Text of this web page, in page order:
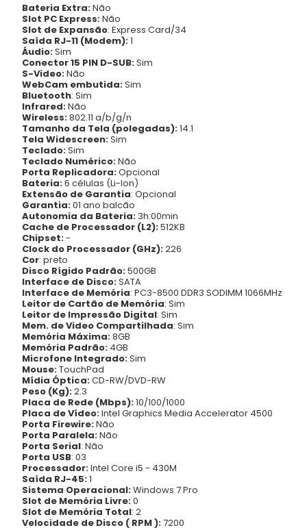
Bateria Extra:Não
Slot PC Express:Não
Slot de Expansão: Express Card/34
Saída RJ-11 (Modem):1
Áudio:Sim
Conector 15 PIN D-SUB:Sim
S-Video:Não
WebCam embutida:Sim
Bluetooth: Sim
Infrared:Não
Wireless:802.11 a/b/g/n
Tamanho da Tela (polegadas):14.1
Tela Widescreen:Sim
Teclado:Sim
Teclado Numérico:Não
Porta Replicadora:Opcional
Bateria:6 células (Li-Ion)
Extensão de Garantia: Opcional
Garantia:01 ano balcão
Autonomia da Bateria: 3h:00min
Cache de Processador (L2):512KB
Chipset:-
Clock do Processador (GHz):226
Cor: preto
Disco Rígido Padrão:500GB
Interface de Disco:SATA
Interface de Memória: PC3-8500 DDR3 SODIMM 1066MHz
Leitor de Cartão de Memória: Sim
Leitor de Impressão Digital: Sim
Mem. de Video Compartilhada: Sim
Memória Máxima:8GB
Memória Padrão: 4GB
Microfone Integrado:Sim
Mouse:TouchPad
Mídia Óptica:CD-RW/DVD-RW
Peso (Kg):2.3
Placa de Rede (Mbps):10/100/1000
Placa de Vídeo:Intel Graphics Media Accelerator 4500
Porta Firewire:Não
Porta Paralela:Não
Porta Serial: Não
Porta USB: 03
Processador:Intel Core i5 - 430M
Saída RJ-45:1
Sistema Operacional:Windows 7 Pro
Slot de Memória Livre:0
Slot de Memória Total: 2
Velocidade de Disco ( RPM ):7200